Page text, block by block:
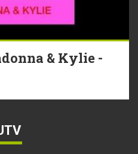
& Kylie -